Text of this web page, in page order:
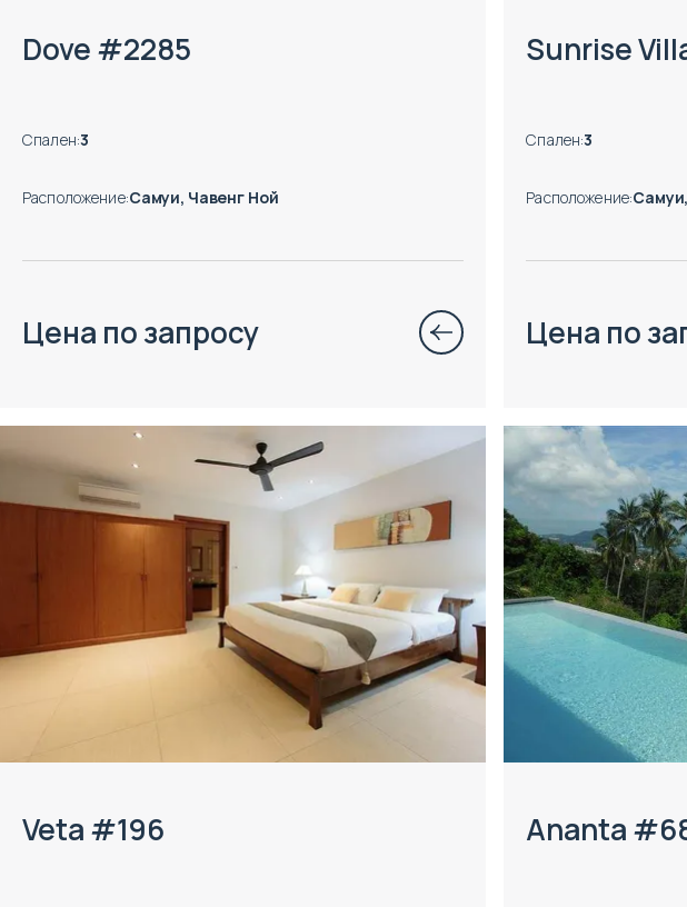
Dove #2285
Спален:3
Расположение:Самуи, Чавенг Ной
Цена по запросу
Sunrise
Спален:3
Расположение:
Цена по
Veta #196 Ananta